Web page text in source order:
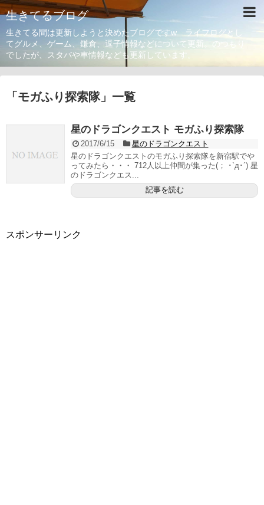
生きてるブログ
生きてる間は更新しようと決めたブログですw ライフログとし
てグルメ、ゲーム、鎌倉、逗子情報などについて更新。のつもり
でしたが、スタバや車情報なども更新しています。
「 モガふり探索隊」 一覧
星のドラゴンクエスト モガふり探索隊
2017/6/15
星のドラゴンクエスト
星のドラゴンクエストのモガふり探索隊を新宿駅でや
ってみたら・・・ 712人以上仲間が集った(； ･`д･´) 星
のドラゴンクエス...
記事を読む
スポンサーリンク